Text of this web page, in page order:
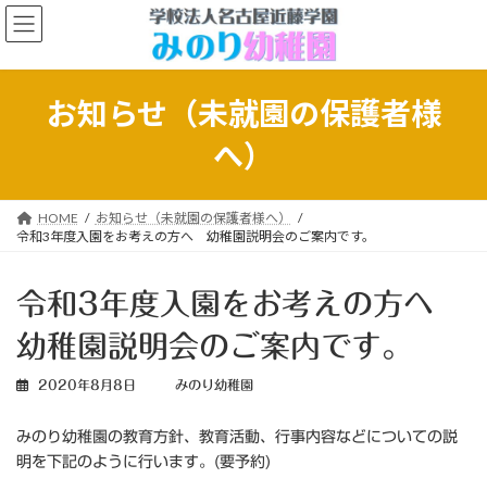
コ
ン
ン
プ
ナ
ビ
ー
動
お知らせ（未就園の保護者様
へ）
HOME
お知らせ（未就園の保護者様へ）
令和3年度入園をお考えの方へ 幼稚園説明会のご案内です。
令和3年度入園をお考えの方へ
幼稚園説明会のご案内です。
2020年8月8日 みのり幼稚園
みのり幼稚園の教育方針、教育活動、行事内容などについての説
明を下記のように行います。(要予約)